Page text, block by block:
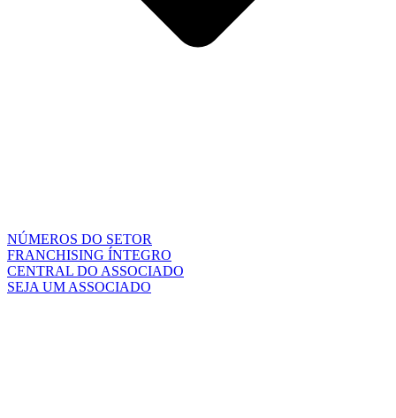
NÚMEROS DO SETOR
FRANCHISING ÍNTEGRO
CENTRAL DO ASSOCIADO
SEJA UM ASSOCIADO